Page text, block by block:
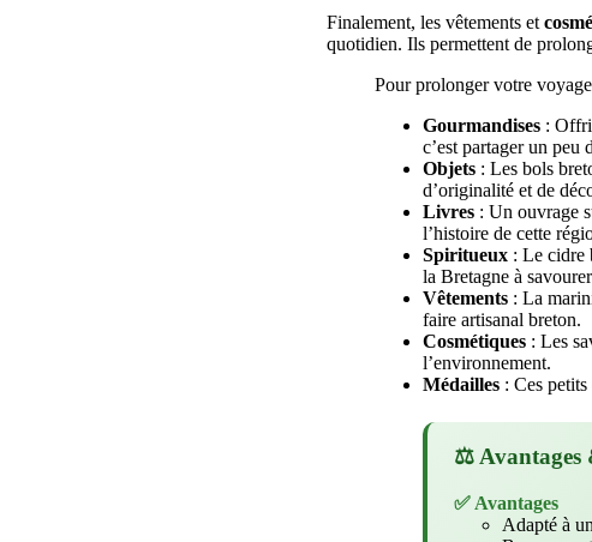
Finalement, les vêtements et
quotidien. Ils permettent de
Pour prolonger votre
Gourmandises :
c’est partager un
Objets : Les bols
d’originalité et de
Livres : Un ouvrage
l’histoire de cette
Spiritueux : Le cidre
la Bretagne à
Vêtements : La
faire artisanal breton.
Cosmétiques : Les
l’environnement.
Médailles : Ces petits
⚖️ Avantages
✅ Avantages
Adapté à